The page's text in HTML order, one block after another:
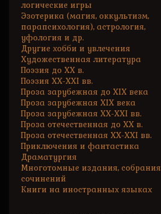
логические игры
Эзотерика (магия, оккультизм,
парапсихология), астрология,
уфология и др.
Другие хобби и увлечения
Художественная литература
Поэзия до XX в.
Поэзия XX-XXI вв.
Проза зарубежная до XIX века
Проза зарубежная XIX века
Проза зарубежная XX-XXI вв.
Проза отечественная до XX в.
Проза отечественная XX-XXI вв.
Приключения и фантастика
Драматургия
Многотомные издания, собрания
сочинений
Книги на иностранных языках